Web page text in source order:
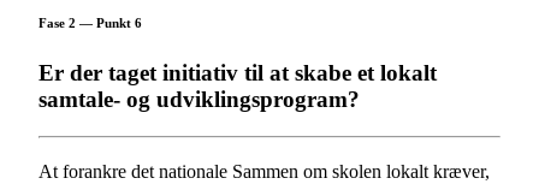
Fase 2 — Punkt 6
Er der taget initiativ til at skabe et lokalt
samtale- og udviklingsprogram?
At forankre det nationale Sammen om skolen lokalt kræver,